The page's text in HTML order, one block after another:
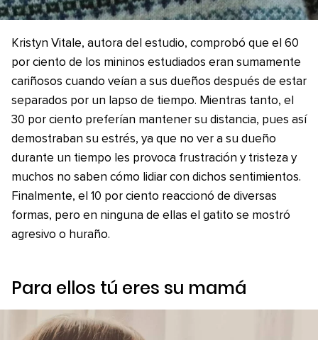
Kristyn Vitale, autora del estudio, comprobó que el 60
por ciento de los mininos estudiados eran sumamente
cariñosos cuando veían a sus dueños después de estar
separados por un lapso de tiempo. Mientras tanto, el
30 por ciento preferían mantener su distancia, pues así
demostraban su estrés, ya que no ver a su dueño
durante un tiempo les provoca frustración y tristeza y
muchos no saben cómo lidiar con dichos sentimientos.
Finalmente, el 10 por ciento reaccionó de diversas
formas, pero en ninguna de ellas el gatito se mostró
agresivo o huraño.
Para ellos tú eres su mamá